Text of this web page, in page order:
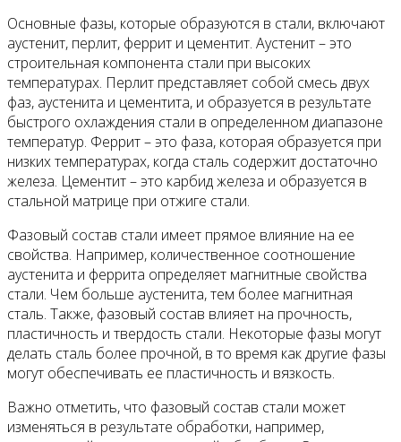
Основные фазы, которые образуются в стали, включают
аустенит, перлит, феррит и цементит. Аустенит – это
строительная компонента стали при высоких
температурах. Перлит представляет собой смесь двух
фаз, аустенита и цементита, и образуется в результате
быстрого охлаждения стали в определенном диапазоне
температур. Феррит – это фаза, которая образуется при
низких температурах, когда сталь содержит достаточно
железа. Цементит – это карбид железа и образуется в
стальной матрице при отжиге стали.
Фазовый состав стали имеет прямое влияние на ее
свойства. Например, количественное соотношение
аустенита и феррита определяет магнитные свойства
стали. Чем больше аустенита, тем более магнитная
сталь. Также, фазовый состав влияет на прочность,
пластичность и твердость стали. Некоторые фазы могут
делать сталь более прочной, в то время как другие фазы
могут обеспечивать ее пластичность и вязкость.
Важно отметить, что фазовый состав стали может
изменяться в результате обработки, например,